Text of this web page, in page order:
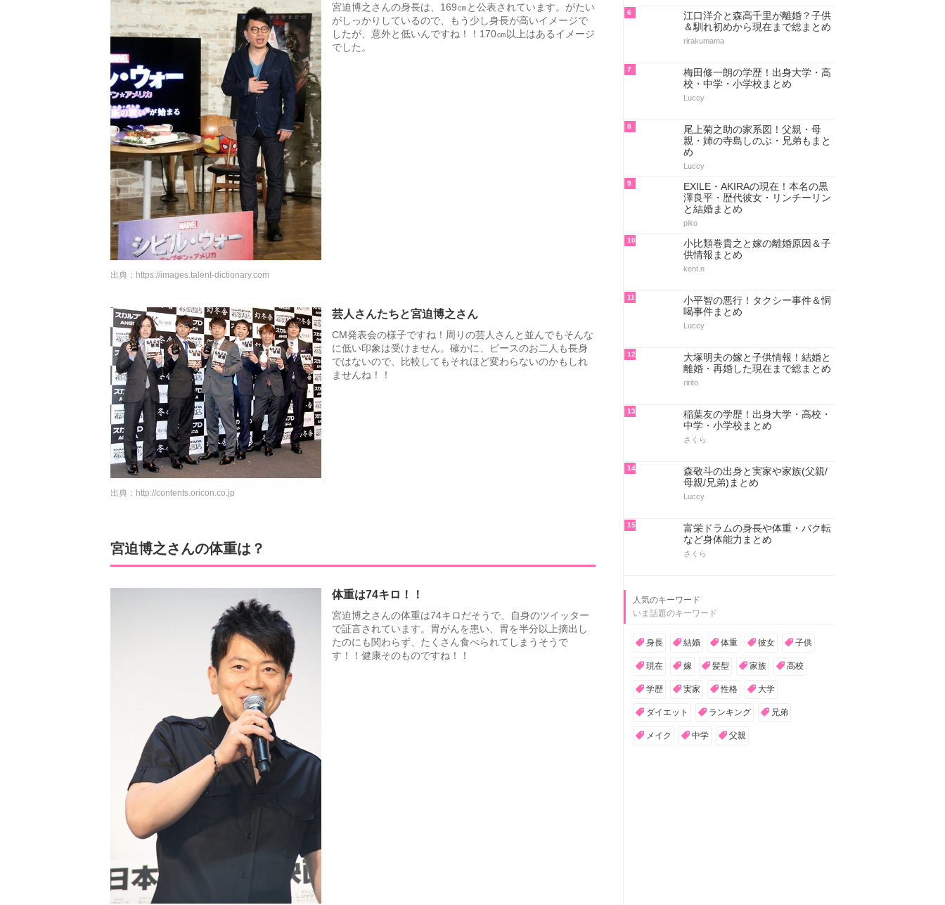
宮迫博之さんの身長は、169㎝と公表されています。がたい
がしっかりしているので、もう少し身長が高いイメージで
したが、意外と低いんですね！！170㎝以上はあるイメージ
でした。
出典： https://images.talent-dictionary.com
芸人さんたちと宮迫博之さん
CM発表会の様子ですね！周りの芸人さんと並んでもそんな
に低い印象は受けません。確かに、ピースのお二人も長身
ではないので、比較してもそれほど変わらないのかもしれ
ませんね！！
出典： http://contents.oricon.co.jp
宮迫博之さんの体重は？
体重は74キロ！！
宮迫博之さんの体重は74キロだそうで、自身のツイッター
で証言されています。胃がんを患い、胃を半分以上摘出し
たのにも関わらず、たくさん食べられてしまうそうで
す！！健康そのものですね！！
6
江口洋介と森高千里が離婚？子供
＆馴れ初めから現在まで総まとめ
rirakumama
7
梅田修一朗の学歴！出身大学・高
校・中学・小学校まとめ
Luccy
8
尾上菊之助の家系図！父親・母
親・姉の寺島しのぶ・兄弟もまと
め
Luccy
9
EXILE・AKIRAの現在！本名の黒
澤良平・歴代彼女・リンチーリン
と結婚まとめ
piko
10
小比類巻貴之と嫁の離婚原因＆子
供情報まとめ
kent.n
11
小平智の悪行！タクシー事件＆恫
喝事件まとめ
Luccy
12
大塚明夫の嫁と子供情報！結婚と
離婚・再婚した現在まで総まとめ
ririto
13
稲葉友の学歴！出身大学・高校・
中学・小学校まとめ
さくら
14
森敬斗の出身と実家や家族(父親/
母親/兄弟)まとめ
Luccy
15
富栄ドラムの身長や体重・バク転
など身体能力まとめ
さくら
人気のキーワード
いま話題のキーワード
身長 結婚 体重 彼女 子供
現在 嫁 髪型 家族 高校
学歴 実家 性格 大学
ダイエット ランキング 兄弟
メイク 中学 父親